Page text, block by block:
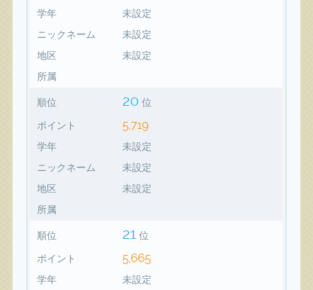
学年
未設定
ニックネーム
未設定
地区
未設定
所属
順位 20 位
ポイント 5,719
学年
未設定
ニックネーム
未設定
地区
未設定
所属
順位 21 位
ポイント 5,665
学年
未設定